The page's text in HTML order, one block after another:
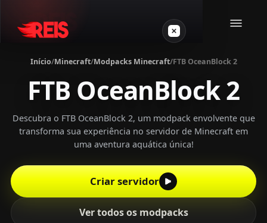
Minecraft
Outros jogos
VPS Gamer
Início/Minecraft/Modpacks Minecraft/FTB OceanBlock 2
FTB OceanBlock 2
Descubra o FTB OceanBlock 2, um modpack envolvente que
transforma sua experiência no servidor de Minecraft em
uma aventura aquática única!
Criar servidor
Ver todos os modpacks